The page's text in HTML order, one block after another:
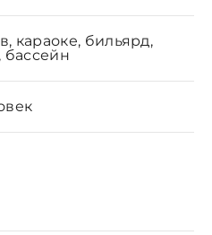
караоке, бильярд,
бассейн